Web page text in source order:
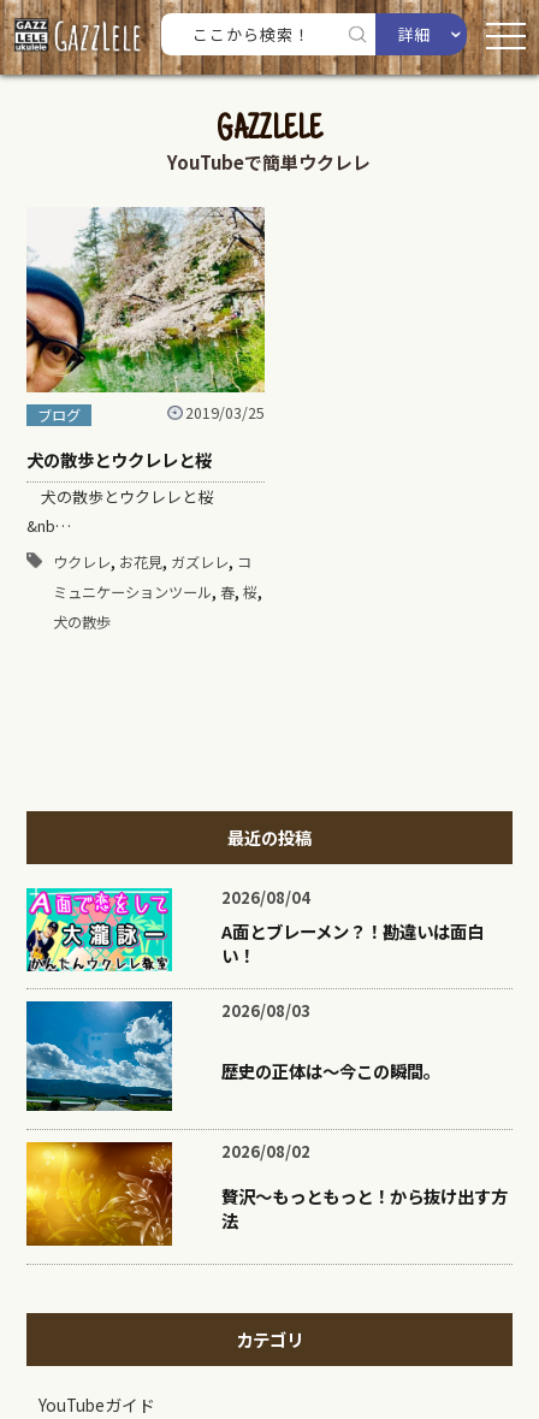
詳細
GAZZLELE
YouTubeで簡単ウクレレ
ブログ 2019/03/25
犬の散歩とウクレレと桜
犬の散歩とウクレレと桜
&nb…
ウクレレ, お花見, ガズレレ, コ
ミュニケーションツール, 春, 桜,
犬の散歩
最近の投稿
2026/08/04
A面とブレーメン？！勘違いは面白
い！
2026/08/03
歴史の正体は〜今この瞬間。
2026/08/02
贅沢〜もっともっと！から抜け出す方
法
カテゴリ
YouTubeガイド